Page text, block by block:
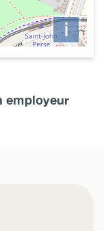
i
employeur